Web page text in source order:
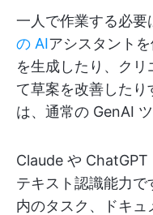
一人で作業する必要
の AIアシスタント
を生成したり、ク
て草案を改善した
は、通常の GenAI
Claude や ChatGPT
テキスト認識能力
内のタスク、ドキ